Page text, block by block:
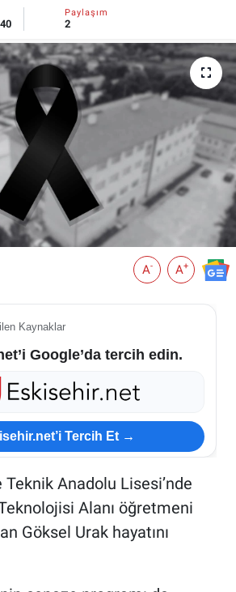
Paylaşım
2
A- A+
Kaynaklar
Google’da tercih edin.
Tercih Et →
Anadolu Lisesi’nde
Alanı öğretmeni
Göksel Urak hayatını
ECZANELER
İçerikleri
Durumu
Saatleri
Saatleri